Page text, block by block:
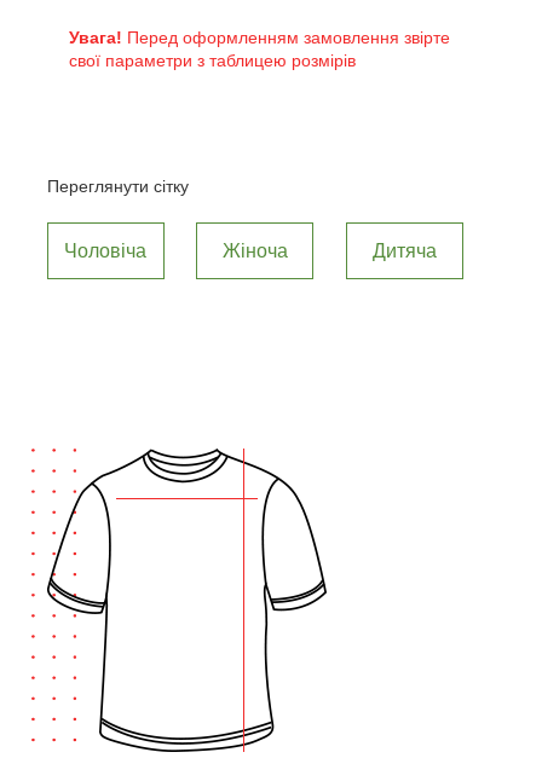
Увага! Перед оформленням замовлення звірте
свої параметри з таблицею розмірів
Переглянути сітку
Чоловіча Жіноча Дитяча